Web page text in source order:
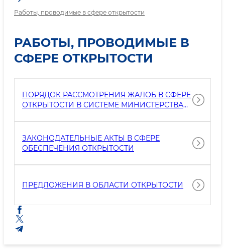
Работы, проводимые в сфере открытости
РАБОТЫ, ПРОВОДИМЫЕ В
СФЕРЕ ОТКРЫТОСТИ
ПОРЯДОК РАССМОТРЕНИЯ ЖАЛОБ В СФЕРЕ
ОТКРЫТОСТИ В СИСТЕМЕ МИНИСТЕРСТВА
ЗАКОНОДАТЕЛЬНЫЕ АКТЫ В СФЕРЕ
ОБЕСПЕЧЕНИЯ ОТКРЫТОСТИ
ПРЕДЛОЖЕНИЯ В ОБЛАСТИ ОТКРЫТОСТИ